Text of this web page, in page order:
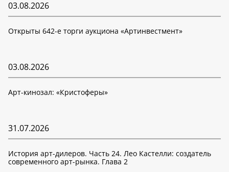
03.08.2026
Открыты 642-е торги аукциона «Артинвестмент»
03.08.2026
Арт-кинозал: «Кристоферы»
31.07.2026
История арт-дилеров. Часть 24. Лео Кастелли: создатель
современного арт-рынка. Глава 2